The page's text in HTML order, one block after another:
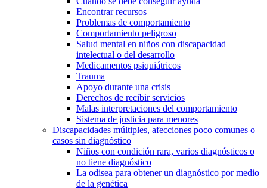
Encontrar recursos
Problemas de comportamiento
Comportamiento peligroso
Salud mental en niños con discapacidad
intelectual o del desarrollo
Medicamentos psiquiátricos
Trauma
Apoyo durante una crisis
Derechos de recibir servicios
Malas interpretaciones del comportamiento
Sistema de justicia para menores
Discapacidades múltiples, afecciones poco comunes o
casos sin diagnóstico
Niños con condición rara, varios diagnósticos o
no tiene diagnóstico
La odisea para obtener un diagnóstico por medio
de la genética